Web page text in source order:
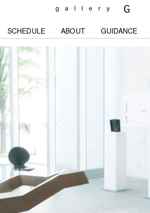
SCHEDULE ABOUT GUIDANCE